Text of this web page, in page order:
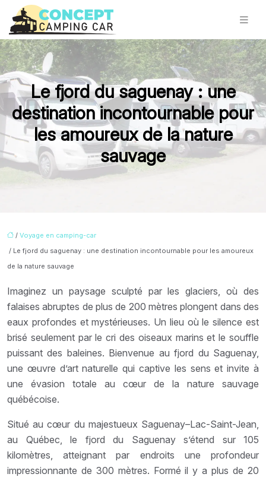
Le fjord du saguenay : une
destination incontournable pour
les amoureux de la nature
sauvage
/ Voyage en camping-car
/ Le fjord du saguenay : une destination incontournable pour les amoureux
de la nature sauvage
Imaginez un paysage sculpté par les glaciers, où des
falaises abruptes de plus de 200 mètres plongent dans des
eaux profondes et mystérieuses. Un lieu où le silence est
brisé seulement par le cri des oiseaux marins et le souffle
puissant des baleines. Bienvenue au fjord du Saguenay,
une œuvre d’art naturelle qui captive les sens et invite à
une évasion totale au cœur de la nature sauvage
québécoise.
Situé au cœur du majestueux Saguenay–Lac-Saint-Jean,
au Québec, le fjord du Saguenay s’étend sur 105
kilomètres, atteignant par endroits une profondeur
impressionnante de 300 mètres. Formé il y a plus de 20